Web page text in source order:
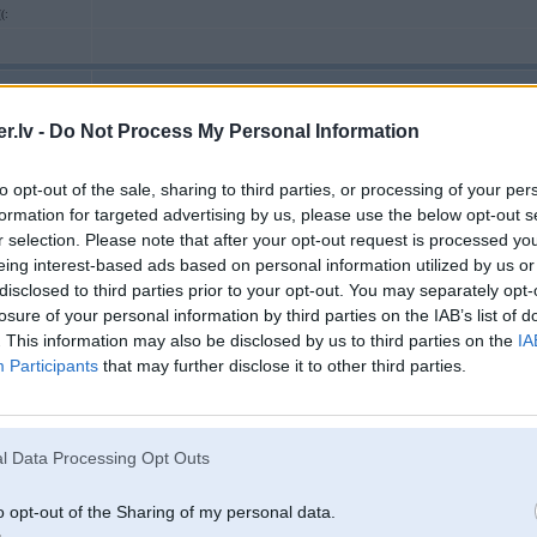
- Do Not Process My Personal Information
opt-out of the sale, sharing to third parties, or processing of your
for targeted advertising by us, please use the below opt-out
selection. Please note that after your opt-out request is processed
interest-based ads based on personal information utilized by us
to third parties prior to your opt-out. You may separately
of your personal information by third parties on the IAB’s list of
This information may also be disclosed by us to third parties on the
Participants that may further disclose it to other third parties.
Data Processing Opt Outs
opt-out of the Sharing of my personal data.
23. Mar 2004, 13:43
951,
t4
Tu tachu vispaar neko nesaproti
Es jau nesaku ka atklaati atbalstu Toyotas motora ievietoshanu BMW
Tu tieshaam domaa ka M3 motors ir labaaks par Supra tieshi jaudas
Nemanīju, ka te teica par jaudas celšanu. Tas, ka uzcelt biturbo motam jaudu
reizēm
2004-03-23 13:43, edzulis rakstīja:
Nemanīju, ka te teica par jaudas celšanu. Tas, ka uzcelt biturbo motam